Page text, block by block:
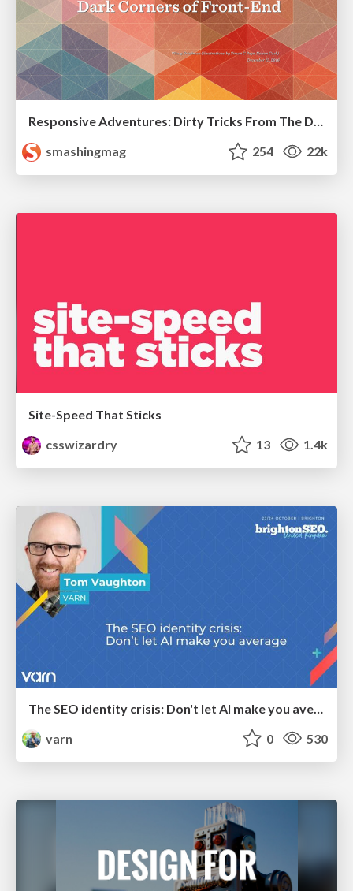
smashingmag
254 22k
Site-Speed That Sticks
csswizardry
13 1.4k
varn
0 530